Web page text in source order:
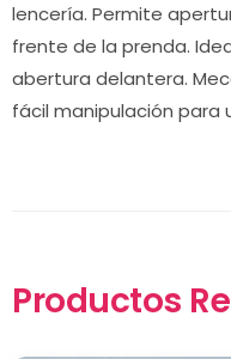
lencería. Permite
frente de la prenda.
abertura delantera.
fácil manipulación para
Productos